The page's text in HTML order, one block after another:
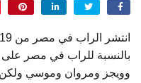
بالنسبة للراب في مصر على
وويجز ومروان وموسي